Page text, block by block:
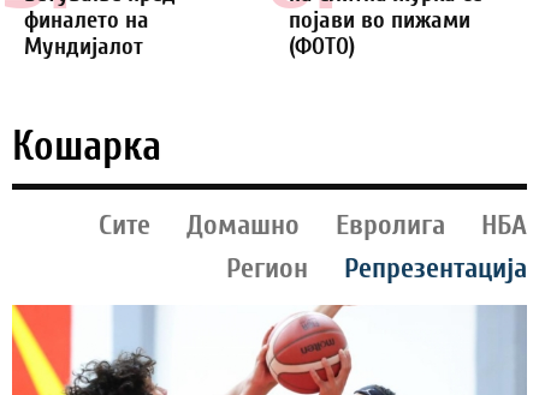
финалето на
Мундијалот
појави во пижами
(ФОТО)
Кошарка
Сите Домашно Евролига
НБА
Регион
Репрезентација